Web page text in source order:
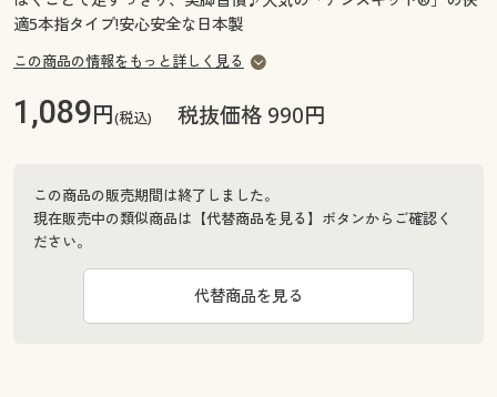
よくある質問とお問い合わせ
適5本指タイプ!安心安全な日本製
この商品の情報をもっと詳しく見る
1,089円(税込) 税抜価格 990円
この商品の販売期間は終了しました。
現在販売中の類似商品は【代替商品を見る】ボタンからご確認く
ださい。
代替商品を見る